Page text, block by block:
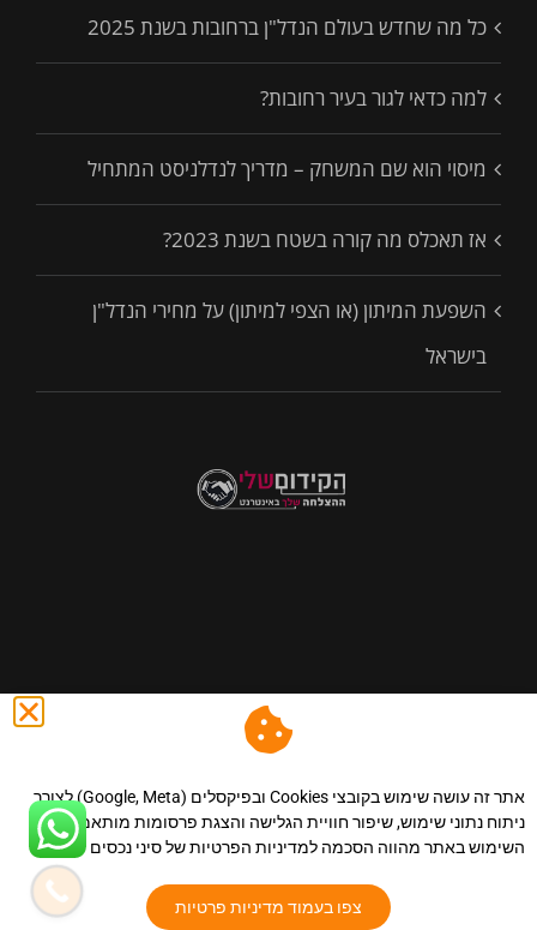
כל מה שחדש בעולם הנדל"ן ברחובות בשנת 2025
למה כדאי לגור בעיר רחובות?
מיסוי הוא שם המשחק – מדריך לנדלניסט המתחיל
אז תאכלס מה קורה בשטח בשנת 2023?
השפעת המיתון (או הצפי למיתון) על מחירי הנדל"ן
בישראל
@ כול הזכויות שמורות לסיני נכסים - השקעות,שיווק נדל"ן ונכסים
תקנון אתר. | llms.
אתר זה עושה שימוש בקובצי Cookies ובפיקסלים (Google, Meta) לצורך
ניתוח נתוני שימוש, שיפור חוויית הגלישה והצגת פרסומות מותאמות.
השימוש באתר מהווה הסכמה למדיניות הפרטיות של סיני נכסים
צפו בעמוד מדיניות פרטיות